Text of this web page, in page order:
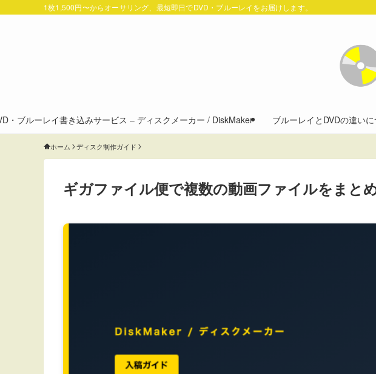
1枚1,500円〜からオーサリング、最短即日でDVD・ブルーレイをお届けします。
・ブルーレイ書き込みサービス – ディスクメーカー / DiskMaker ブルーレイとDVDの違い
ホーム ディスク制作ガイド
ギガファイル便で複数の動画ファイルをまと